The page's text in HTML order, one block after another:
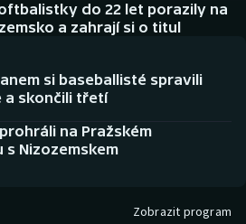
do 22 let porazily na
a zahrají si o titul
si baseballisté spravili
a skončili třetí
na Pražském
Nizozemskem
Zobrazit program